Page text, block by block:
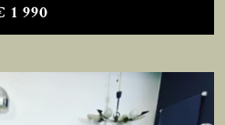
1 990